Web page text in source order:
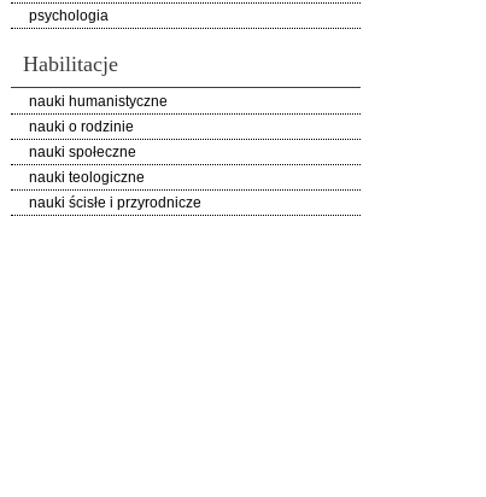
psychologia
Habilitacje
nauki humanistyczne
nauki o rodzinie
nauki społeczne
nauki teologiczne
nauki ścisłe i przyrodnicze